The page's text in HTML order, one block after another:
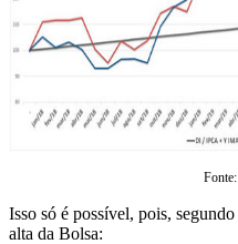
Isso só é possível, pois,
alta da Bolsa: